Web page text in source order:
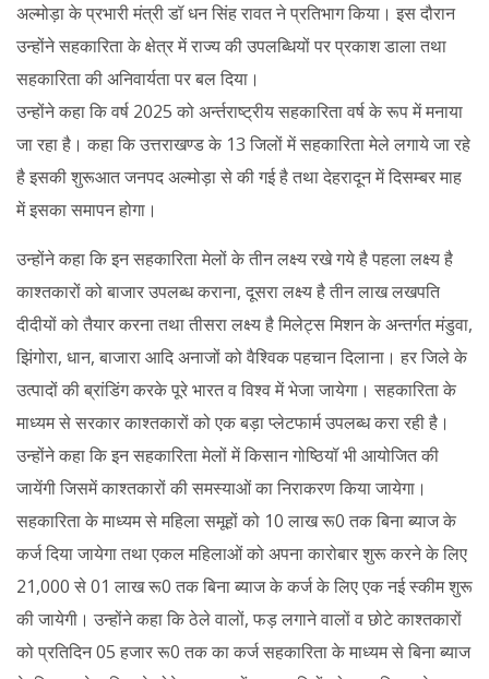
अल्मोड़ा के प्रभारी मंत्री डॉ धन सिंह रावत ने प्रतिभाग किया। इस दौरान
उन्होंने सहकारिता के क्षेत्र में राज्य की उपलब्धियों पर प्रकाश डाला तथा
सहकारिता की अनिवार्यता पर बल दिया।
उन्होंने कहा कि वर्ष 2025 को अर्न्तराष्ट्रीय सहकारिता वर्ष के रूप में मनाया
जा रहा है। कहा कि उत्तराखण्ड के 13 जिलों में सहकारिता मेले लगाये जा रहे
है इसकी शुरूआत जनपद अल्मोड़ा से की गई है तथा देहरादून में दिसम्बर माह
में इसका समापन होगा।
उन्होंने कहा कि इन सहकारिता मेलों के तीन लक्ष्य रखे गये है पहला लक्ष्य है
काश्तकारों को बाजार उपलब्ध कराना, दूसरा लक्ष्य है तीन लाख लखपति
दीदीयों को तैयार करना तथा तीसरा लक्ष्य है मिलेट्स मिशन के अन्तर्गत मंडुवा,
झिंगोरा, धान, बाजारा आदि अनाजों को वैश्विक पहचान दिलाना। हर जिले के
उत्पादों की ब्रांडिंग करके पूरे भारत व विश्व में भेजा जायेगा। सहकारिता के
माध्यम से सरकार काश्तकारों को एक बड़ा प्लेटफार्म उपलब्ध करा रही है।
उन्होंने कहा कि इन सहकारिता मेलों में किसान गोष्ठियॉ भी आयोजित की
जायेंगी जिसमें काश्तकारों की समस्याओं का निराकरण किया जायेगा।
सहकारिता के माध्यम से महिला समूहों को 10 लाख रू0 तक बिना ब्याज के
कर्ज दिया जायेगा तथा एकल महिलाओं को अपना कारोबार शुरू करने के लिए
21,000 से 01 लाख रू0 तक बिना ब्याज के कर्ज के लिए एक नई स्कीम शुरू
की जायेगी। उन्होंने कहा कि ठेले वालों, फड़ लगाने वालों व छोटे काश्तकारों
को प्रतिदिन 05 हजार रू0 तक का कर्ज सहकारिता के माध्यम से बिना ब्याज